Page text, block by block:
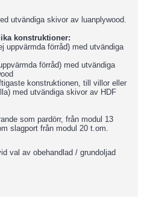
utvändiga skivor av luanplywood.
konstruktioner:
uppvärmda förråd) med utvändiga
förråd) med utvändiga
konstruktionen, till villor eller
med utvändiga skivor av HDF
som pardörr, från modul 13
slagport från modul 20 t.om.
val av obehandlad / grundoljad